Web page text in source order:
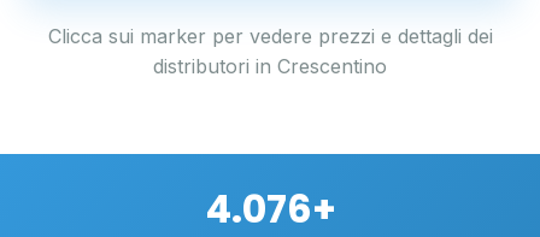
Clicca sui marker per vedere prezzi e dettagli dei
distributori in Crescentino
4.076+